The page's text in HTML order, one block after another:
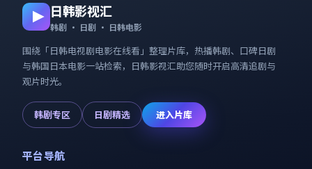
日韩影视汇
韩剧 · 日剧 · 日韩电影
围绕「日韩电视剧电影在线看 」整理片库，热播韩剧、口碑日剧
与韩国日本电影一站检索， 日韩影视汇助您随时开启高清追剧与
观片时光。
韩剧专区 日剧精选 进入片库
平台导航